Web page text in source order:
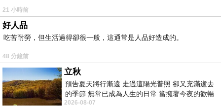
21 小時前
好人品
吃苦耐勞，但生活過得卻很一般，這通常是人品好造成的。
48 分鐘前
立秋
預告夏天將行漸遠 走過這陽光普照 卻又充滿逝去
的季節 無常已成為人生的日常 當擁著今夜的歡暢
舒心 轉眼驟成昨日 而明晨 太陽
2026-08-07